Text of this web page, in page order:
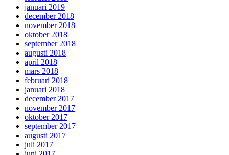
januari 2019
december 2018
november 2018
oktober 2018
september 2018
augusti 2018
april 2018
mars 2018
februari 2018
januari 2018
december 2017
november 2017
oktober 2017
september 2017
augusti 2017
juli 2017